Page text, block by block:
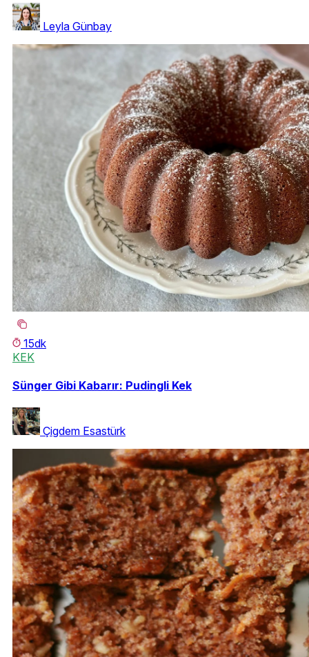
Leyla Günbay
15dk
KEK
Sünger Gibi Kabarır: Pudingli Kek
Çigdem Esastürk